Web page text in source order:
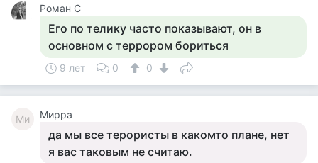
Роман C
Его по телику часто показывают, он в
основном с террором бориться
9 лет 0 0
Ми Мирра
да мы все терористы в какомто плане, нет
я вас таковым не считаю.